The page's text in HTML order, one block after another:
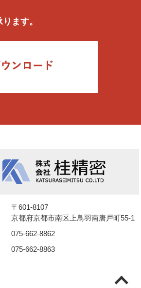
ます。
〒601-8107
京都府京都市南区上鳥羽南唐戸町55-1
075-662-8862
075-662-8863